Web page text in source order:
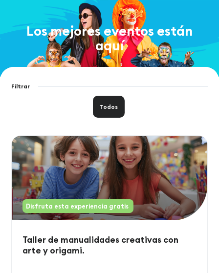
Los mejores eventos están
aquí
Filtrar
Todos
Disfruta esta experiencia gratis
Taller de manualidades creativas con
arte y origami.